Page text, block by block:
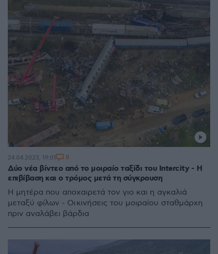
Δύο νέα βίντεο από το μοιραίο ταξίδι του Intercity - Η
επιβίβαση και ο τρόμος μετά τη σύγκρουση
Η μητέρα που αποχαιρετά τον γιο και η αγκαλιά
μεταξύ φίλων - Οι κινήσεις του μοιραίου σταθμάρχη
πριν αναλάβει βάρδια
24.04.2023, 19:01 8